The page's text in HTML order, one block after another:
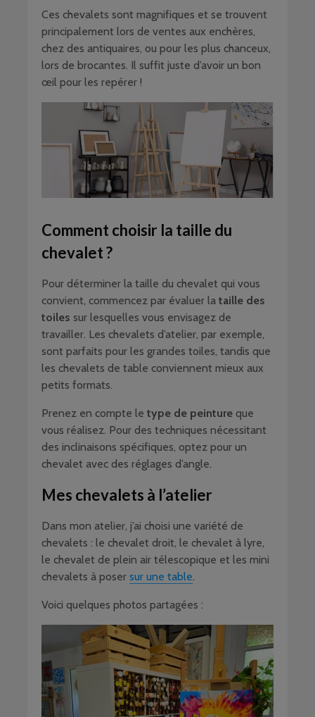
Ces chevalets sont magnifiques et se trouvent
principalement lors de ventes aux enchères,
chez des antiquaires, ou pour les plus chanceux,
lors de brocantes. Il suffit juste d’avoir un bon
œil pour les repérer !
Comment choisir la taille du
chevalet ?
Pour déterminer la taille du chevalet qui vous
convient, commencez par évaluer la taille des
toiles sur lesquelles vous envisagez de
travailler. Les chevalets d’atelier, par exemple,
sont parfaits pour les grandes toiles, tandis que
les chevalets de table conviennent mieux aux
petits formats.
Prenez en compte le type de peinture que
vous réalisez. Pour des techniques nécessitant
des inclinaisons spécifiques, optez pour un
chevalet avec des réglages d’angle.
Mes chevalets à l’atelier
Dans mon atelier, j’ai choisi une variété de
chevalets : le chevalet droit, le chevalet à lyre,
le chevalet de plein air télescopique et les mini
chevalets à poser sur une table.
Voici quelques photos partagées :